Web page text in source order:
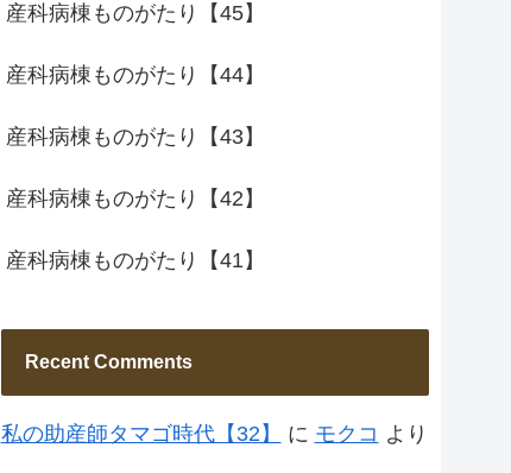
産科病棟ものがたり【45】
産科病棟ものがたり【44】
産科病棟ものがたり【43】
産科病棟ものがたり【42】
産科病棟ものがたり【41】
Recent Comments
私の助産師タマゴ時代【32】 に モクコ より